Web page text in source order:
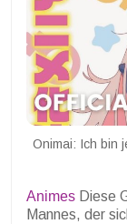
Onimai: Ich bin
Animes Diese
Mannes, der